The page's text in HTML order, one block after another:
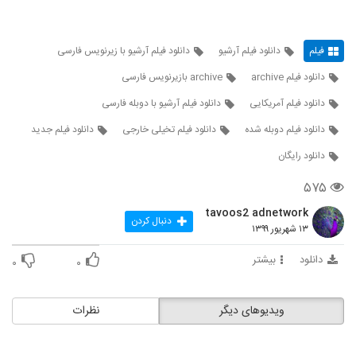
فیلم دانلود فیلم آرشیو
دانلود فیلم آرشیو با زیرنویس فارسی
دانلود فیلم archive
archive بازیرنویس فارسی
دانلود فیلم آمریکایی
دانلود فیلم آرشیو با دوبله فارسی
دانلود فیلم دوبله شده
دانلود فیلم تخیلی خارجی
دانلود فیلم جدید
دانلود رایگان
۵۷۵
tavoos2 adnetwork
۱۳ شهریور ۱۳۹۹ دنبال کردن
دانلود بیشتر ۰ ۰
نظرات ویدیوهای دیگر